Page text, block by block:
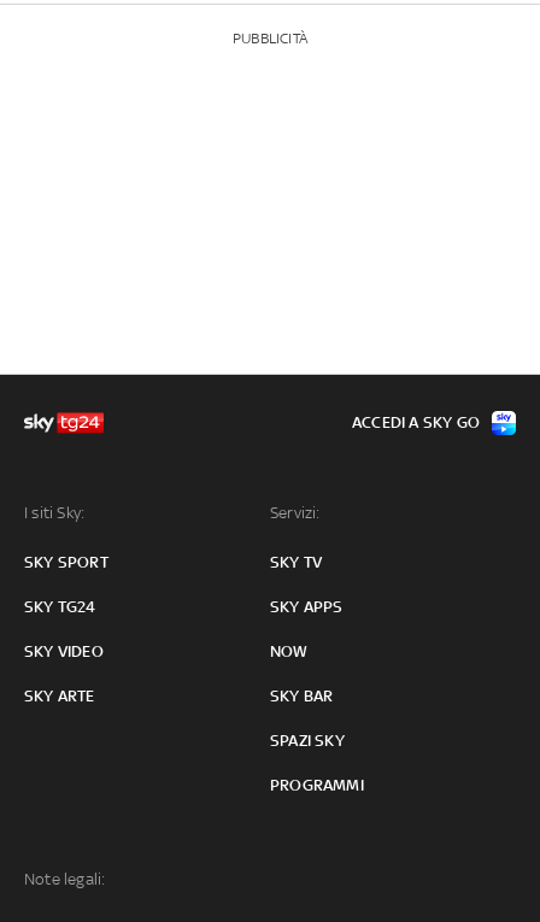
PUBBLICITÀ
I siti Sky:
SKY SPORT
SKY TG24
SKY VIDEO
SKY ARTE
Servizi:
SKY TV
SKY APPS
NOW
SKY BAR
SPAZI SKY
PROGRAMMI
Note legali:
ACCEDI A SKY GO